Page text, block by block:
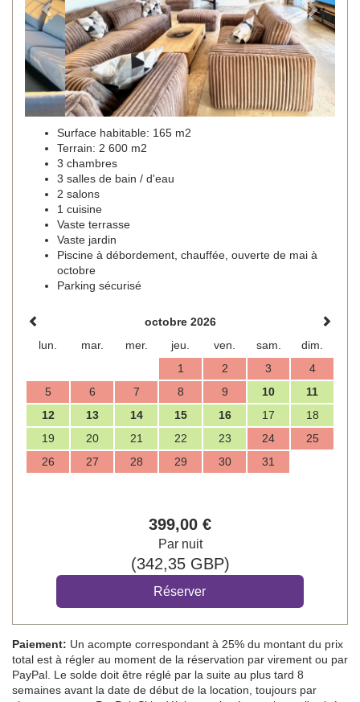
Surface habitable: 165 m2
Terrain: 2 600 m2
3 chambres
3 salles de bain / d'eau
2 salons
1 cuisine
Vaste terrasse
Vaste jardin
Piscine à débordement, chauffée, ouverte de mai à
octobre
Parking sécurisé
octobre 2026
lun.
mar. mer. jeu. ven. sam.
dim.
1
2 3
4
5
6 7 8 9 10
11
12
13 14 15 16 17
18
19
20 21 22 23 24
25
26
27 28 29 30 31
399,00 €
Par nuit
(342,35GBP)
Paiement: Un acompte correspondant à 25% du montant du prix
total est à régler au moment de la réservation par virement ou par
PayPal. Le solde doit être réglé par la suite au plus tard 8
semaines avant la date de début de la location, toujours par